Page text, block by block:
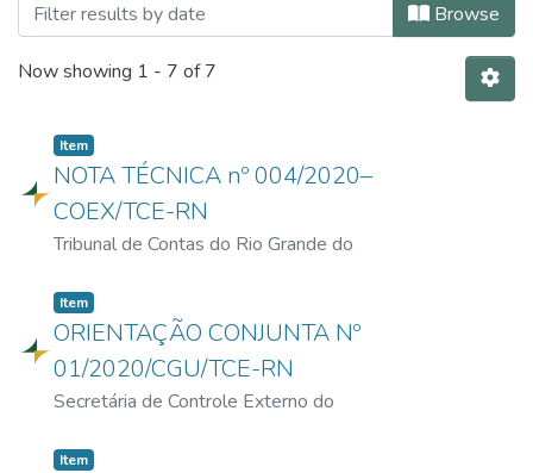
Browse
Now showing 1 - 7 of 7
Item
NOTA TÉCNICA nº 004/2020–
COEX/TCE-RN
Tribunal de Contas do Rio Grande do
Item
ORIENTAÇÃO CONJUNTA Nº
01/2020/CGU/TCE-RN
Secretária de Controle Externo do
Grande do Norte, Superintendente da
Item